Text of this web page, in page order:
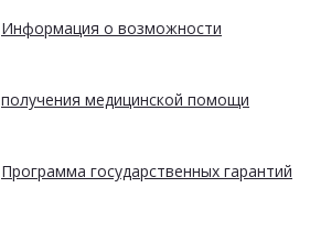
Информация о возможности
получения медицинской помощи
Программа государственных гарантий